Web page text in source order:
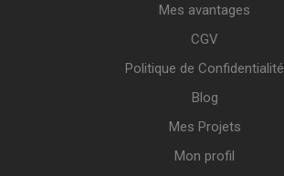
Mes avantages
CGV
Politique de Confidentialité
Blog
Mes Projets
Mon profil